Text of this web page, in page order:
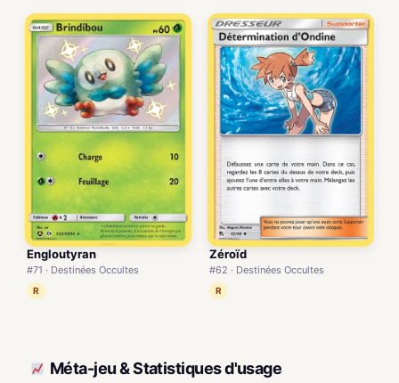
Engloutyran
#71 · Destinées Occultes
R
Zéroïd
#62 · Destinées Occultes
R
Méta-jeu & Statistiques d'usage